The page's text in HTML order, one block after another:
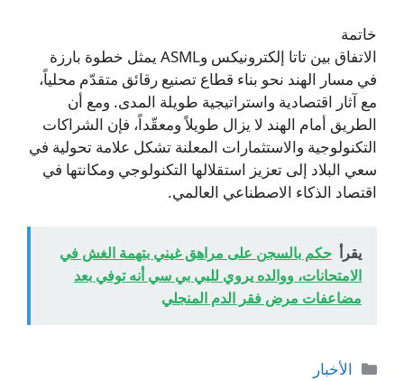
خاتمة
الاتفاق بين تاتا إلكترونيكس وASML يمثل خطوة بارزة
في مسار الهند نحو بناء قطاع تصنيع رقائق متقدّم محلياً،
مع آثار اقتصادية واستراتيجية طويلة المدى. ومع أن
الطريق أمام الهند لا يزال طويلاً ومعقّداً، فإن الشراكات
التكنولوجية والاستثمارات المعلنة تشكل علامة تحولية في
سعي البلاد إلى تعزيز استقلالها التكنولوجي ومكانتها في
اقتصاد الذكاء الاصطناعي العالمي.
يقرأ حكم بالسجن على مراهق غيني بتهمة الغش في
الامتحانات، ووالده يروي للبي بي سي أنه توفي بعد
مضاعفات مرض فقر الدم المنجلي
التصنيفات
الأخبار